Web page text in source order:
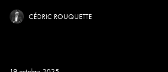
CÉDRIC ROUQUETTE